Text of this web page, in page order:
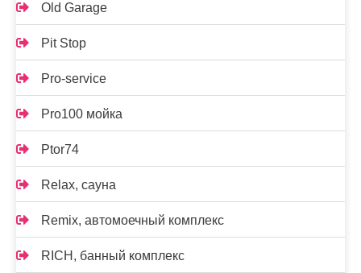
Old Garage
Pit Stop
Pro-service
Pro100 мойка
Ptor74
Relax, сауна
Remix, автомоечный комплекс
RICH, банный комплекс